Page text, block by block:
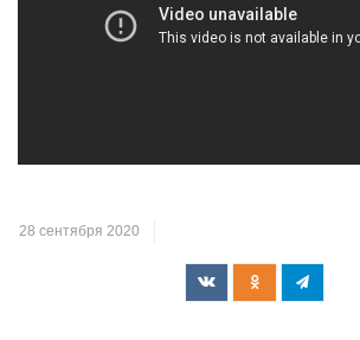
28 сентября 2020